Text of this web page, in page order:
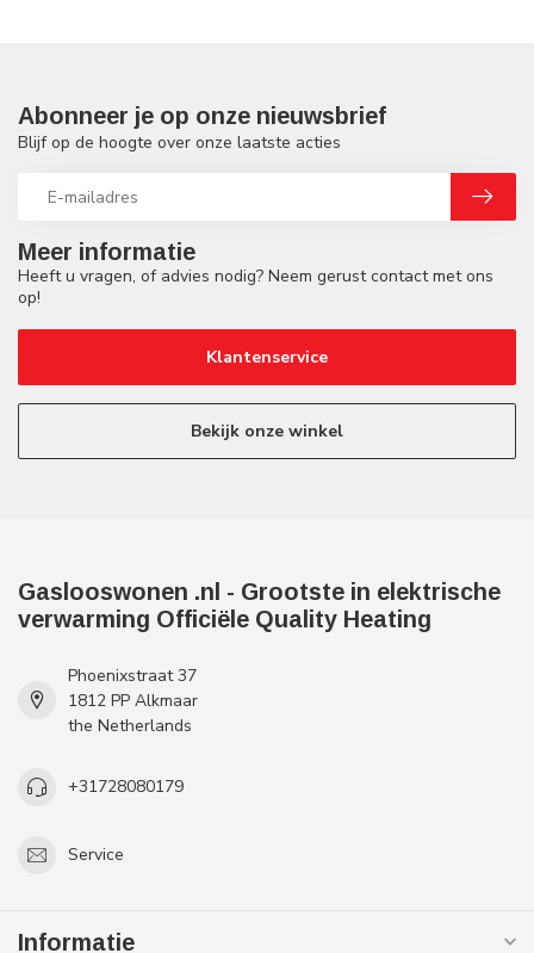
Meer informatie
Heeft u vragen, of advies nodig? Neem gerust contact met ons
op!
Klantenservice
Bekijk onze winkel
Abonneer je op onze nieuwsbrief
Blijf op de hoogte over onze laatste acties
Gaslooswonen .nl - Grootste in elektrische
verwarming Officiële Quality Heating
Phoenixstraat 37
1812 PP Alkmaar
the Netherlands
+31728080179
Service
Informatie